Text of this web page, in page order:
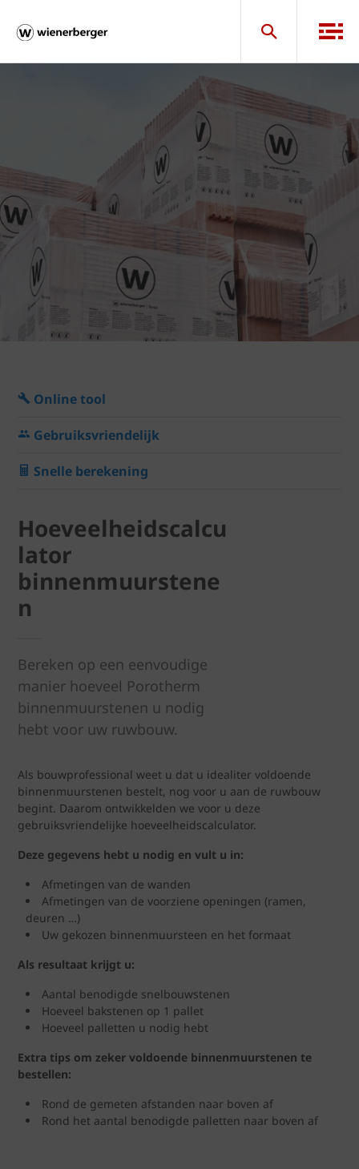
Online tool
Gebruiksvriendelijk
Snelle berekening
Hoeveelheidscalcu
lator
binnenmuurstene
n
Bereken op een eenvoudige
manier hoeveel Porotherm
binnenmuurstenen u nodig
hebt voor uw ruwbouw.
Als bouwprofessional weet u dat u idealiter voldoende
binnenmuurstenen bestelt, nog voor u aan de ruwbouw
begint. Daarom ontwikkelden we voor u deze
gebruiksvriendelijke hoeveelheidscalculator.
Deze gegevens hebt u nodig en vult u in:
Afmetingen van de wanden
Afmetingen van de voorziene openingen (ramen,
deuren …)
Uw gekozen binnenmuursteen en het formaat
Als resultaat krijgt u:
Aantal benodigde snelbouwstenen
Hoeveel bakstenen op 1 pallet
Hoeveel palletten u nodig hebt
Extra tips om zeker voldoende binnenmuurstenen te
bestellen:
Rond de gemeten afstanden naar boven af
Rond het aantal benodigde palletten naar boven af